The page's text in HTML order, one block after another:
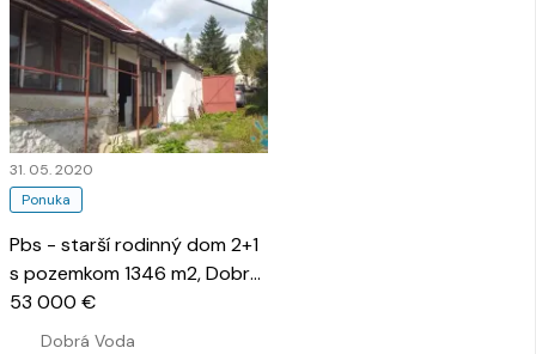
Ponuka
31. 05. 2020
Pbs - starší rodinný dom 2+1
s pozemkom 1346 m2, Dobrá
Voda…
Dobrá Voda
53 000 €